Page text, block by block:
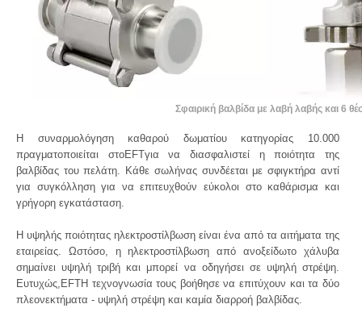
Σφαιρική βαλβίδα με λαβή λαβής και 6
Η συναρμολόγηση καθαρού δωματίου κατηγορίας 10.000
πραγματοποιείται στοEFTγια να διασφαλιστεί η ποιότητα της
βαλβίδας του πελάτη. Κάθε σωλήνας συνδέεται με σφιγκτήρα αντί
για συγκόλληση για να επιτευχθούν εύκολοι στο καθάρισμα και
γρήγορη εγκατάσταση.
Η υψηλής ποιότητας ηλεκτροστίλβωση είναι ένα από τα αιτήματα της
εταιρείας. Ωστόσο, η ηλεκτροστίλβωση από ανοξείδωτο χάλυβα
σημαίνει υψηλή τριβή και μπορεί να οδηγήσει σε υψηλή στρέψη.
Ευτυχώς,EFTΗ τεχνογνωσία τους βοήθησε να επιτύχουν και τα δύο
πλεονεκτήματα - υψηλή στρέψη και καμία διαρροή βαλβίδας.